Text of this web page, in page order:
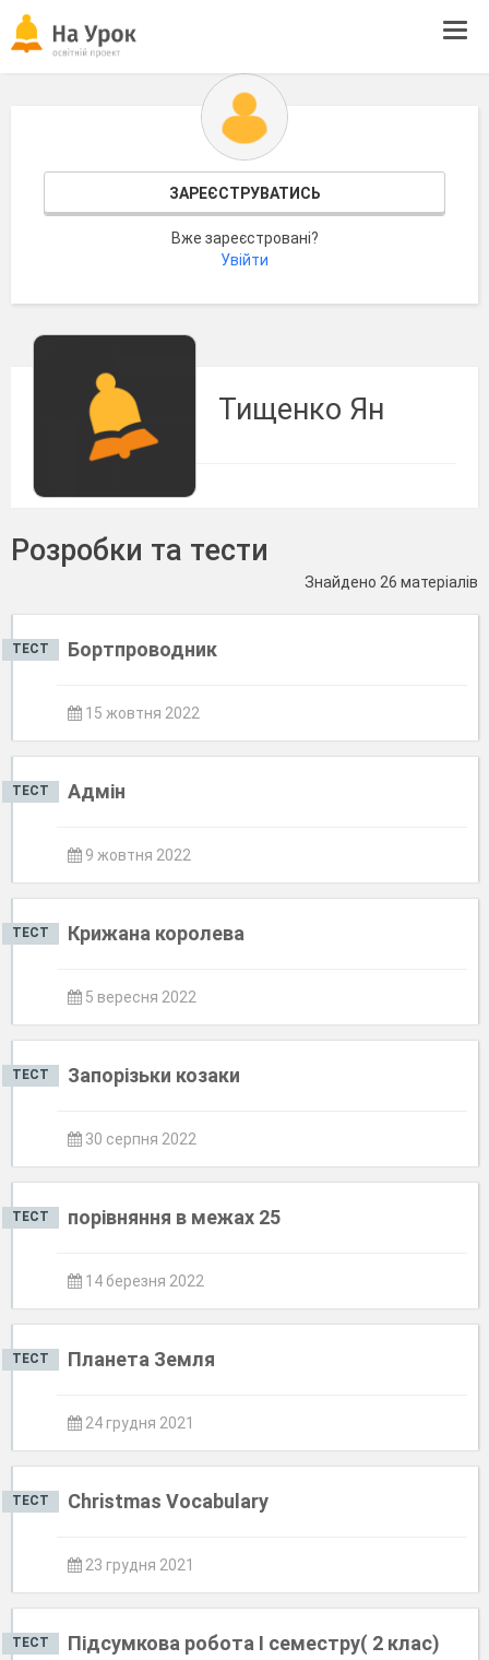
ЗАРЕЄСТРУВАТИСЬ
Вже зареєстровані?
Увійти
Тищенко Ян
Розробки та тести
Знайдено 26 матеріалів
ТЕСТ Бортпроводник
15 жовтня 2022
ТЕСТ Адмін
9 жовтня 2022
ТЕСТ Крижана королева
5 вересня 2022
ТЕСТ Запорізьки козаки
30 серпня 2022
ТЕСТ порівняння в межах 25
14 березня 2022
ТЕСТ Планета Земля
24 грудня 2021
ТЕСТ Christmas Vocabulary
23 грудня 2021
ТЕСТ Підсумкова робота І семестру( 2 клас)